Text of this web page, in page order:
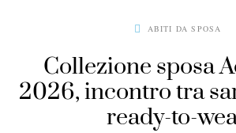
ABITI DA SPOSA
Collezione sposa
2026, incontro tra
ready-to-